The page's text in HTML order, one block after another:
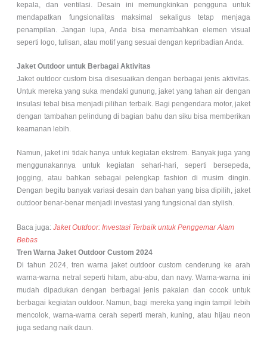
kepala, dan ventilasi. Desain ini memungkinkan pengguna untuk
mendapatkan fungsionalitas maksimal sekaligus tetap menjaga
penampilan. Jangan lupa, Anda bisa menambahkan elemen visual
seperti logo, tulisan, atau motif yang sesuai dengan kepribadian Anda.
Jaket Outdoor untuk Berbagai Aktivitas
Jaket outdoor custom bisa disesuaikan dengan berbagai jenis aktivitas.
Untuk mereka yang suka mendaki gunung, jaket yang tahan air dengan
insulasi tebal bisa menjadi pilihan terbaik. Bagi pengendara motor, jaket
dengan tambahan pelindung di bagian bahu dan siku bisa memberikan
keamanan lebih.
Namun, jaket ini tidak hanya untuk kegiatan ekstrem. Banyak juga yang
menggunakannya untuk kegiatan sehari-hari, seperti bersepeda,
jogging, atau bahkan sebagai pelengkap fashion di musim dingin.
Dengan begitu banyak variasi desain dan bahan yang bisa dipilih, jaket
outdoor benar-benar menjadi investasi yang fungsional dan stylish.
Baca juga:Jaket Outdoor: Investasi Terbaik untuk Penggemar Alam
Bebas
Tren Warna Jaket Outdoor Custom 2024
Di tahun 2024, tren warna jaket outdoor custom cenderung ke arah
warna-warna netral seperti hitam, abu-abu, dan navy. Warna-warna ini
mudah dipadukan dengan berbagai jenis pakaian dan cocok untuk
berbagai kegiatan outdoor. Namun, bagi mereka yang ingin tampil lebih
mencolok, warna-warna cerah seperti merah, kuning, atau hijau neon
juga sedang naik daun.